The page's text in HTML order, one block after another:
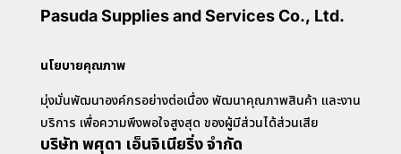
Pasuda Supplies and Services Co., Ltd.
นโยบายคุณภาพ
มุ่งมั่นพัฒนาองค์กรอย่างต่อเนื่อง พัฒนาคุณภาพสินค้า และงาน
บริการ เพื่อความพึงพอใจสูงสุด ของผู้มีส่วนได้ส่วนเสีย
บริษัท พศุดา เอ็นจิเนียริ่ง จำกัด